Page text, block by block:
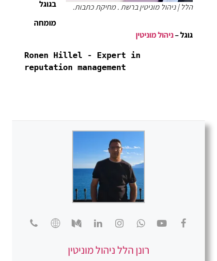
הלל | ניהול מוניטין ברשת . מחיקת כתבות.
בגוגל
מומחה
גוגל –ניהול מוניטין
Ronen Hillel - Expert in
reputation management
רונן הלל ניהול מוניטין